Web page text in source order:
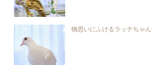
物思いにふけるラッテちゃん